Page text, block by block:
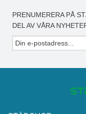
PRENUMERERA PÅ
DEL AV VÅRA